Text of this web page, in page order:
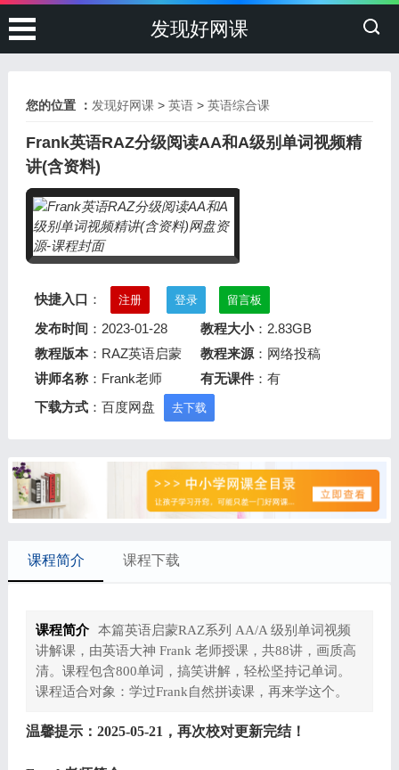
发现好网课
您的位置 ： 发现好网课> 英语> 英语综合课
Frank英语RAZ分级阅读AA和A级别单词视频精
讲(含资料)
快捷入口 ： 注册 登录 留言板
发布时间 ：2023-01-28 教程大小：2.83GB
教程版本：RAZ英语启蒙 教程来源 ：网络投稿
讲师名称：Frank老师 有无课件 ：有
下载方式：百度网盘 去下载
课程简介 课程下载
课程简介
本篇英语启蒙RAZ系列 AA/A 级别单词视频
讲解课，由英语大神 Frank 老师授课，共88讲，画质高
清。课程包含800单词，搞笑讲解，轻松坚持记单词。
课程适合对象：学过Frank自然拼读课，再来学这个。
温馨提示：2025-05-21，再次校对更新完结！